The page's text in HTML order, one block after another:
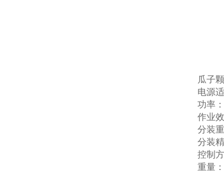
瓜子
电源
功率
作业
分装
分装
控制
重量